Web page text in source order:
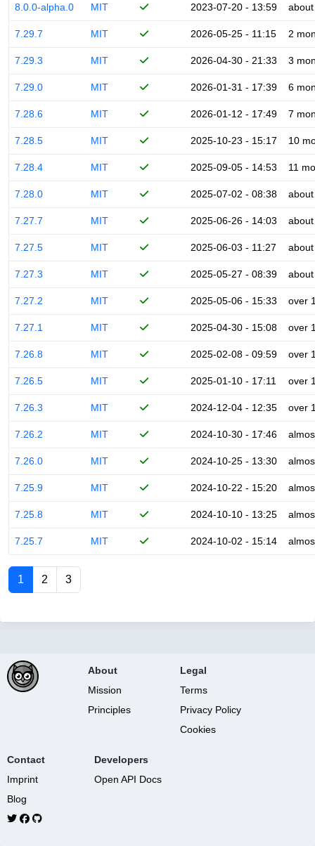
8.0.0-alpha.0 MIT 2023-07-20 - 13:59
7.29.7 MIT 2026-05-25 - 11:15 2
7.29.3 MIT 2026-04-30 - 21:33 3
7.29.0 MIT 2026-01-31 - 17:39 6
7.28.6 MIT 2026-01-12 - 17:49 7
7.28.5 MIT 2025-10-23 - 15:17 10
7.28.4 MIT 2025-09-05 - 14:53 11
7.28.0 MIT 2025-07-02 - 08:38
7.27.7 MIT 2025-06-26 - 14:03
7.27.5 MIT 2025-06-03 - 11:27
7.27.3 MIT 2025-05-27 - 08:39
7.27.2 MIT 2025-05-06 - 15:33 over
7.27.1 MIT 2025-04-30 - 15:08 over
7.26.8 MIT 2025-02-08 - 09:59 over
7.26.5 MIT 2025-01-10 - 17:11 over
7.26.3 MIT 2024-12-04 - 12:35 over
7.26.2 MIT 2024-10-30 - 17:46
7.26.0 MIT 2024-10-25 - 13:30
7.25.9 MIT 2024-10-22 - 15:20
7.25.8 MIT 2024-10-10 - 13:25
7.25.7 MIT 2024-10-02 - 15:14
1 2 3
About
Mission
Principles
Legal
Terms
Privacy Policy
Cookies
Contact
Imprint
Blog
Developers
Open API Docs